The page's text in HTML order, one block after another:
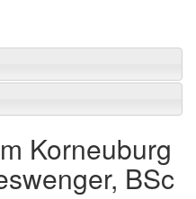
Korneuburg
BSc